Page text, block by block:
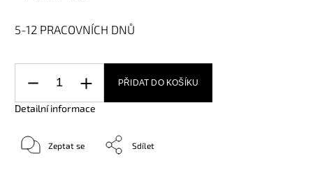
5-12 PRACOVNÍCH DNŮ
PŘIDAT DO KOŠÍKU
Detailní informace
Zeptat se Sdílet